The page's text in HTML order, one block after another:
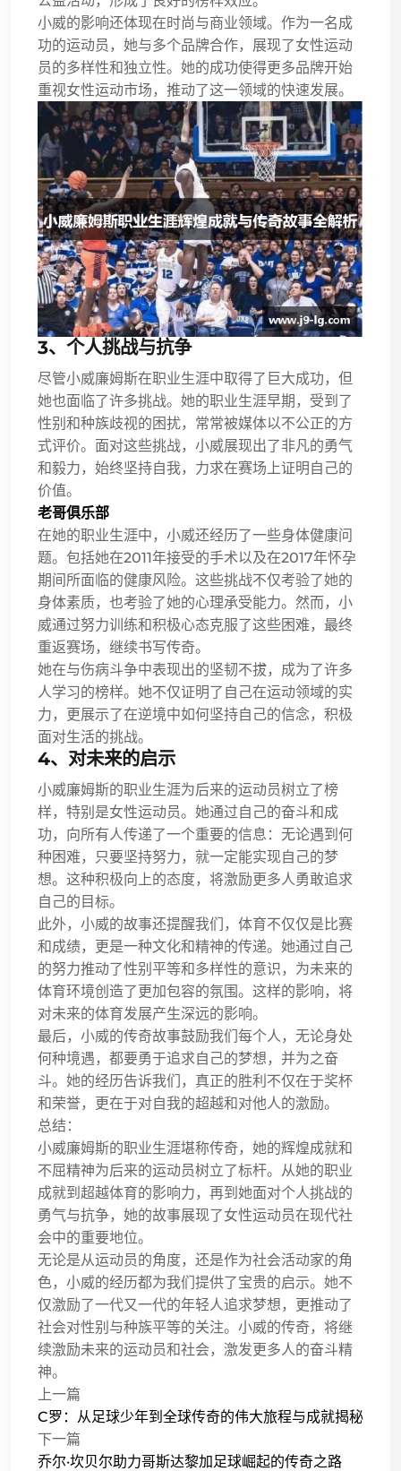
小威的影响还体现在时尚与商业领域。作为一名成
功的运动员，她与多个品牌合作，展现了女性运动
员的多样性和独立性。她的成功使得更多品牌开始
重视女性运动市场，推动了这一领域的快速发展。
3、个人挑战与抗争
尽管小威廉姆斯在职业生涯中取得了巨大成功，但
她也面临了许多挑战。她的职业生涯早期，受到了
性别和种族歧视的困扰，常常被媒体以不公正的方
式评价。面对这些挑战，小威展现出了非凡的勇气
和毅力，始终坚持自我，力求在赛场上证明自己的
价值。
老哥俱乐部
在她的职业生涯中，小威还经历了一些身体健康问
题。包括她在2011年接受的手术以及在2017年怀孕
期间所面临的健康风险。这些挑战不仅考验了她的
身体素质，也考验了她的心理承受能力。然而，小
威通过努力训练和积极心态克服了这些困难，最终
重返赛场，继续书写传奇。
她在与伤病斗争中表现出的坚韧不拔，成为了许多
人学习的榜样。她不仅证明了自己在运动领域的实
力，更展示了在逆境中如何坚持自己的信念，积极
面对生活的挑战。
4、对未来的启示
小威廉姆斯的职业生涯为后来的运动员树立了榜
样，特别是女性运动员。她通过自己的奋斗和成
功，向所有人传递了一个重要的信息：无论遇到何
种困难，只要坚持努力，就一定能实现自己的梦
想。这种积极向上的态度，将激励更多人勇敢追求
自己的目标。
此外，小威的故事还提醒我们，体育不仅仅是比赛
和成绩，更是一种文化和精神的传递。她通过自己
的努力推动了性别平等和多样性的意识，为未来的
体育环境创造了更加包容的氛围。这样的影响，将
对未来的体育发展产生深远的影响。
最后，小威的传奇故事鼓励我们每个人，无论身处
何种境遇，都要勇于追求自己的梦想，并为之奋
斗。她的经历告诉我们，真正的胜利不仅在于奖杯
和荣誉，更在于对自我的超越和对他人的激励。
总结：
小威廉姆斯的职业生涯堪称传奇，她的辉煌成就和
不屈精神为后来的运动员树立了标杆。从她的职业
成就到超越体育的影响力，再到她面对个人挑战的
勇气与抗争，她的故事展现了女性运动员在现代社
会中的重要地位。
无论是从运动员的角度，还是作为社会活动家的角
色，小威的经历都为我们提供了宝贵的启示。她不
仅激励了一代又一代的年轻人追求梦想，更推动了
社会对性别与种族平等的关注。小威的传奇，将继
续激励未来的运动员和社会，激发更多人的奋斗精
神。
上一篇
C罗：从足球少年到全球传奇的伟大旅程与成就揭秘
下一篇
乔尔·坎贝尔助力哥斯达黎加足球崛起的传奇之路